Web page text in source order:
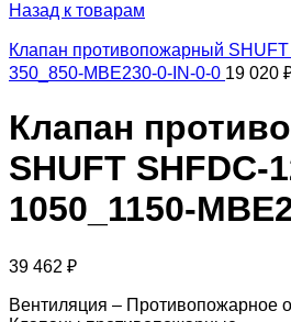
Назад к товарам
Клапан противопожарный
350_850-MBE230-0-IN-0-0 19 020
Клапан
SHUFT SHFDC-
1050_1150-
39 462 ₽
Вентиляция – Противопожарное